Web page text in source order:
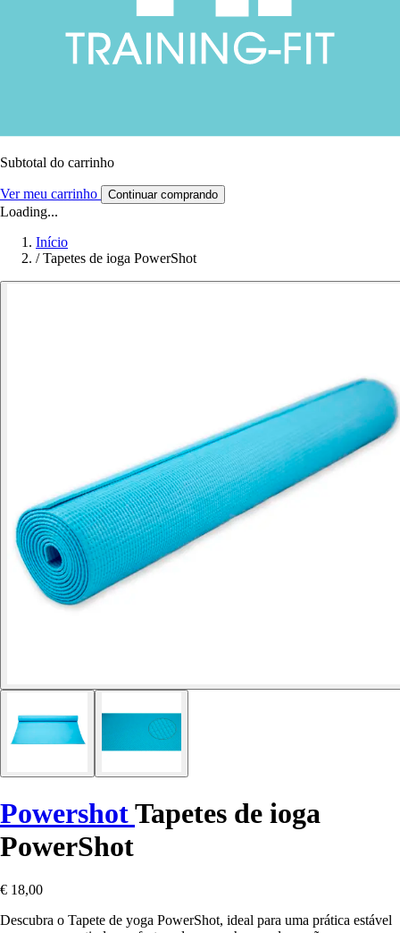
Subtotal do carrinho
Ver meu carrinho Continuar comprando
Loading...
Início
/ Tapetes de ioga PowerShot
PowershotTapetes de ioga
PowerShot
€ 18,00
Descubra o Tapete de yoga PowerShot, ideal para uma prática estável